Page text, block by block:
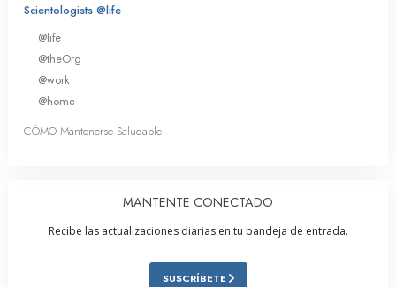
Scientologists @life
@life
@theOrg
@work
@home
CÓMO Mantenerse Saludable
MANTENTE CONECTADO
Recibe las actualizaciones diarias en tu bandeja de entrada.
SUSCRÍBETE